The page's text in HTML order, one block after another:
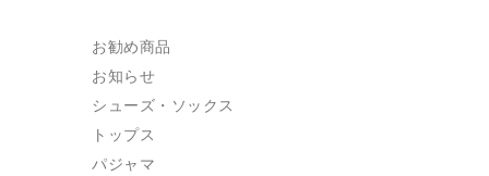
お勧め商品
お知らせ
シューズ・ソックス
トップス
パジャマ